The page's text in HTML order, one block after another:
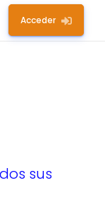
Acceder
sus